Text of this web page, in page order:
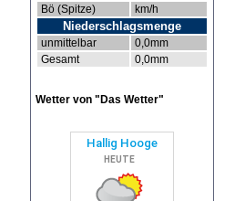
Bö (Spitze)
km/h
Niederschlagsmenge
unmittelbar
0,0mm
Gesamt
0,0mm
Wetter von "Das Wetter"